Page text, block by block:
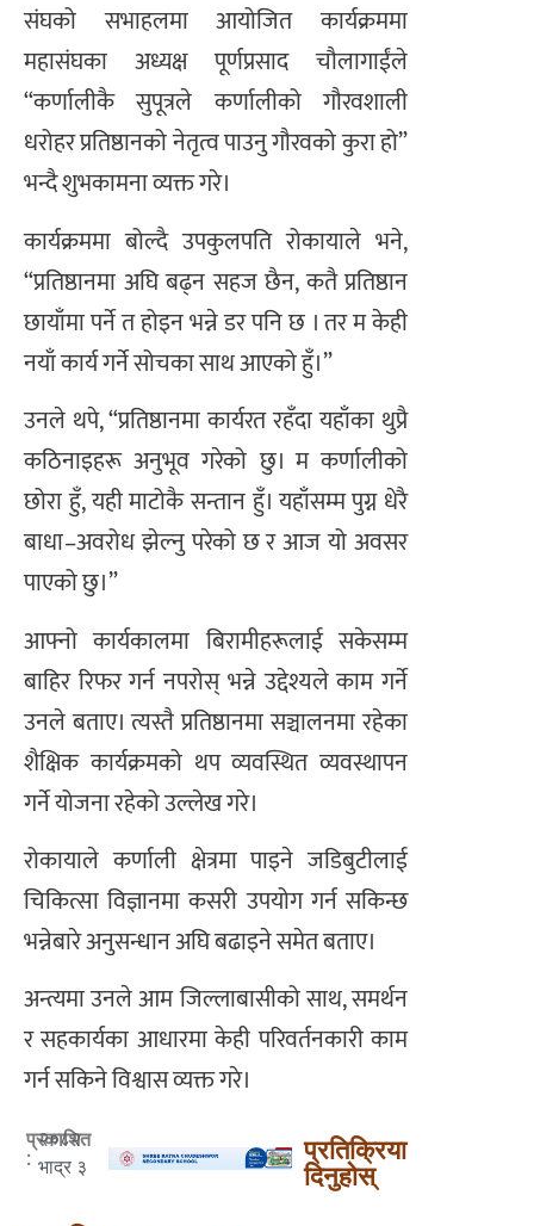
संघको सभाहलमा आयोजित कार्यक्रममा
महासंघका अध्यक्ष पूर्णप्रसाद चौलागाईंले
“कर्णालीकै सुपूत्रले कर्णालीको गौरवशाली
धरोहर प्रतिष्ठानको नेतृत्व पाउनु गौरवको कुरा हो”
भन्दै शुभकामना व्यक्त गरे।
कार्यक्रममा बोल्दै उपकुलपति रोकायाले भने,
“प्रतिष्ठानमा अघि बढ्न सहज छैन, कतै प्रतिष्ठान
छायाँमा पर्ने त होइन भन्ने डर पनि छ । तर म केही
नयाँ कार्य गर्ने सोचका साथ आएको हुँ।”
उनले थपे, “प्रतिष्ठानमा कार्यरत रहँदा यहाँका थुप्रै
कठिनाइहरू अनुभूव गरेको छु। म कर्णालीको
छोरा हुँ, यही माटोकै सन्तान हुँ। यहाँसम्म पुग्न धेरै
बाधा–अवरोध झेल्नु परेको छ र आज यो अवसर
पाएको छु।”
आफ्नो कार्यकालमा बिरामीहरूलाई सकेसम्म
बाहिर रिफर गर्न नपरोस् भन्ने उद्देश्यले काम गर्ने
उनले बताए। त्यस्तै प्रतिष्ठानमा सञ्चालनमा रहेका
शैक्षिक कार्यक्रमको थप व्यवस्थित व्यवस्थापन
गर्ने योजना रहेको उल्लेख गरे।
रोकायाले कर्णाली क्षेत्रमा पाइने जडिबुटीलाई
चिकित्सा विज्ञानमा कसरी उपयोग गर्न सकिन्छ
भन्नेबारे अनुसन्धान अघि बढाइने समेत बताए।
अन्त्यमा उनले आम जिल्लाबासीको साथ, समर्थन
र सहकार्यका आधारमा केही परिवर्तनकारी काम
गर्न सकिने विश्वास व्यक्त गरे।
प्रकाशित
:
२०८२
भाद्र ३
प्रतिक्रिया
दिनुहोस्